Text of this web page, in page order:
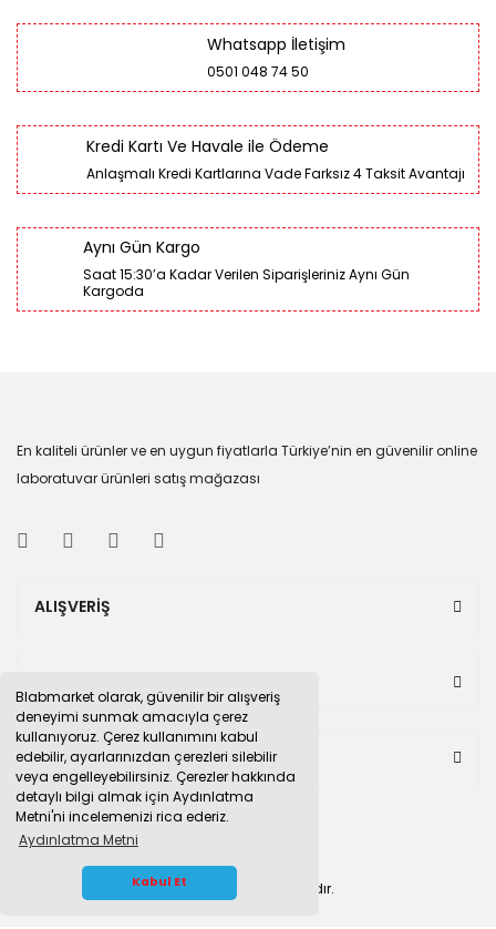
Blabmarket olarak, güvenilir bir alışveriş
deneyimi sunmak amacıyla çerez
kullanıyoruz. Çerez kullanımını kabul
edebilir, ayarlarınızdan çerezleri silebilir
veya engelleyebilirsiniz. Çerezler hakkında
detaylı bilgi almak için Aydınlatma
Metni'ni incelemenizi rica ederiz.
Aydınlatma Metni
Kabul Et
Whatsapp İletişim
0501 048 74 50
Kredi Kartı Ve Havale ile Ödeme
Anlaşmalı Kredi Kartlarına Vade Farksız 4 Taksit Avantajı
Aynı Gün Kargo
Saat 15:30’a Kadar Verilen Siparişleriniz Aynı Gün
Kargoda
En kaliteli ürünler ve en uygun fiyatlarla Türkiye’nin en güvenilir online
laboratuvar ürünleri satış mağazası
ALIŞVERİŞ
BULUNDUĞUMUZ PAZAR YERLERİ
blabmarket.com Tüm hakları saklıdır.
WHATSAPP İLETİŞİM